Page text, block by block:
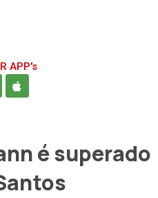
APP's
é superado